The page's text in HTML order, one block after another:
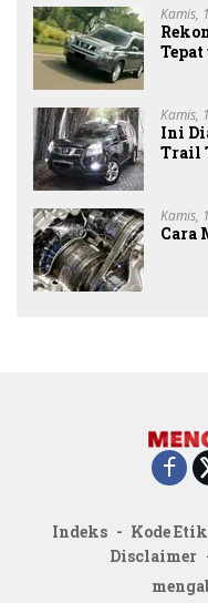
Kamis,
Kamis,
Ini
Trail
Kamis,
Cara
Indeks Kode Etik
Disclaimer